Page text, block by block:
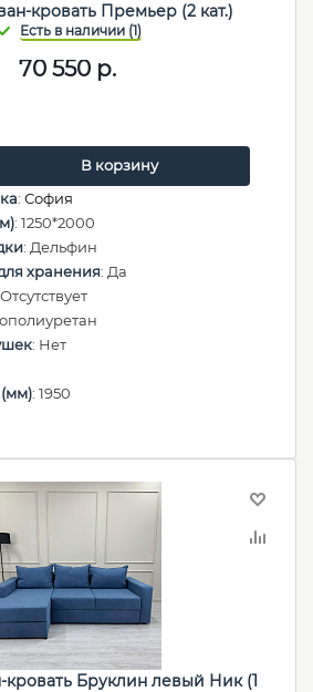
кровать Премьер (2 кат.)
70 550 р.
В корзину
: София
: 1250*2000
: Дельфин
хранения: Да
: Нет
: 1950
Бруклин левый Ник (1